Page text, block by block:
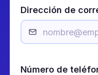
Dirección de
Número de